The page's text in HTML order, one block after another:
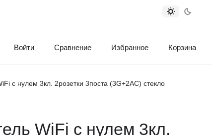
Войти Сравнение Избранное Корзина
с нулем 3кл. 2розетки 3поста (3G+2AC) стекло
WiFi с нулем 3кл.